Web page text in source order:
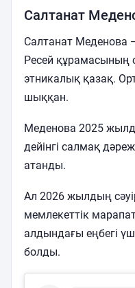
Салтанат
Салтанат
Ресей құрамасының
этникалық қазақ.
шыққан.
Меденова 2025
дейінгі салмақ
атанды.
Ал 2026 жылдың
мемлекеттік
алдындағы еңбегі
болды.